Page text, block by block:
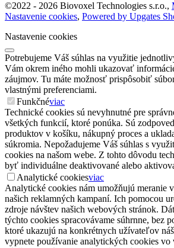
©2022 - 2026 Biovoxel Technologies s.r.o.,
Nastavenie cookies, Powered by Upgates
Nastavenie cookies
Potrebujeme Váš súhlas na využitie
Vám okrem iného mohli ukazovať
záujmov. Tu máte možnosť prispôsobiť
vlastnými preferenciami.
Funkčnéviac
Technické cookies sú nevyhnutné pre
všetkých funkcií, ktoré ponúka. Sú
produktov v košíku, nákupný proces a
súkromia. Nepožadujeme Váš súhlas s
cookies na našom webe. Z tohto dôvodu
byť individuálne deaktivované alebo
Analytické cookiesviac
Analytické cookies nám umožňujú meranie
našich reklamných kampaní. Ich pomocou
zdroje návštev našich webových stránok.
týchto cookies spracovávame súhrnne, bez
ktoré ukazujú na konkrétnych užívateľov
vypnete používanie analytických cookies vo